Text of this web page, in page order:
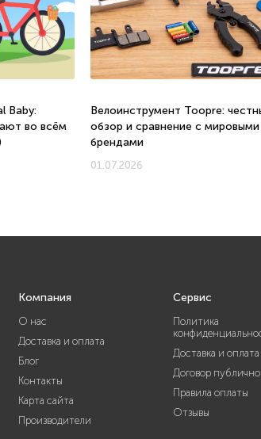
Baby:
во всём
Велоинструмент Toopre:
обзор и сравнение с мировыми
брендами
01.07.2026
Компания
О нас
Доставка и оплата
Блог
Контакты
Карта сайта
Производители
Сервис
Политика
Доставка и оплата
Договор
Правила оплаты
Отзывы